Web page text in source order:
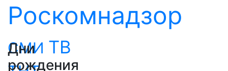
Роскомнадзор
СМИ ТВ
Дни
рождения